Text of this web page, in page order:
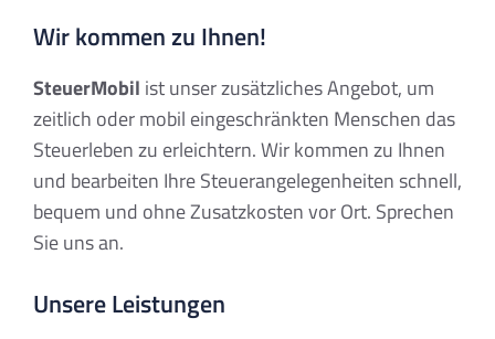
Wir kommen zu Ihnen!
SteuerMobil ist unser zusätzliches Angebot, um
zeitlich oder mobil eingeschränkten Menschen das
Steuerleben zu erleichtern. Wir kommen zu Ihnen
und bearbeiten Ihre Steuerangelegenheiten schnell,
bequem und ohne Zusatzkosten vor Ort. Sprechen
Sie uns an.
Unsere Leistungen